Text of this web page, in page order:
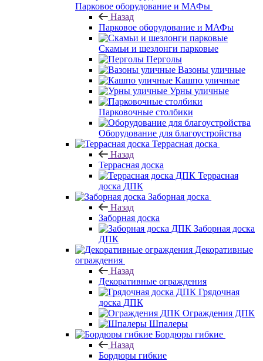
Парковое оборудование и МАФы
Назад
Парковое оборудование и МАФы
Скамьи и шезлонги парковые
Перголы
Вазоны уличные
Кашпо уличные
Урны уличные
Парковочные столбики
Оборудование для благоустройства
Террасная доска
Назад
Террасная доска
Террасная
доска ДПК
Заборная доска
Назад
Заборная доска
Заборная доска
ДПК
Декоративные
ограждения
Назад
Декоративные ограждения
Грядочная
доска ДПК
Ограждения ДПК
Шпалеры
Бордюры гибкие
Назад
Бордюры гибкие